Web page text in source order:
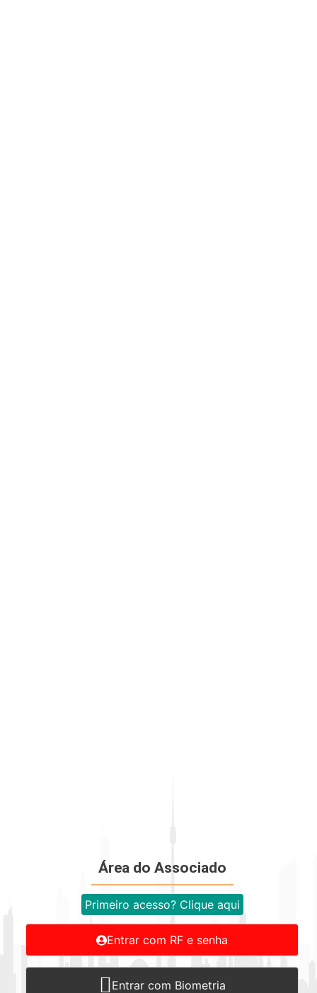
Área do Associado
Primeiro acesso? Clique aqui
Entrar com RF e senha
Entrar com Biometria